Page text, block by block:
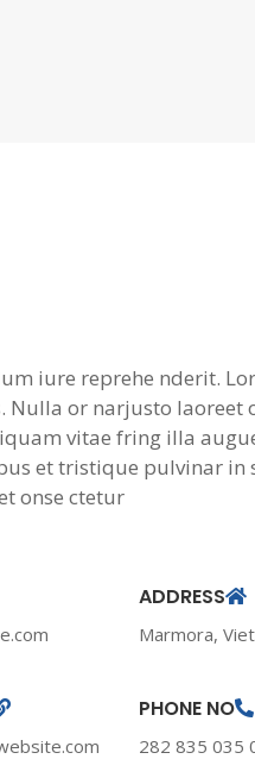
iure reprehe nderit.
Nulla or narjusto laoreet
vitae fring illa
et tristique pulvinar in
onse ctetur.
ADDRESS
PHONE NO